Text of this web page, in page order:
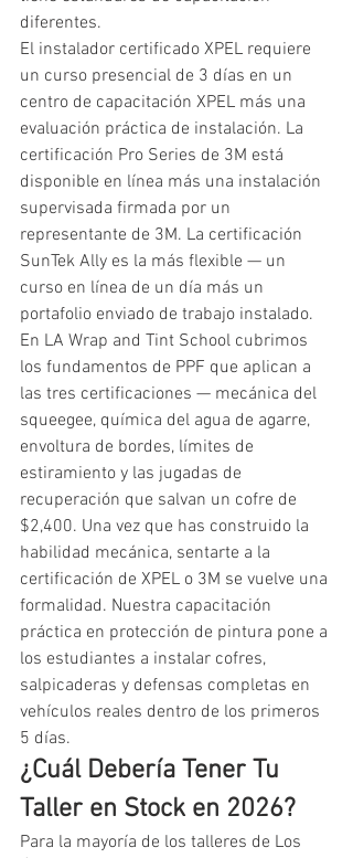
diferentes.
El instalador certificado XPEL requiere
un curso presencial de 3 días en un
centro de capacitación XPEL más una
evaluación práctica de instalación. La
certificación Pro Series de 3M está
disponible en línea más una instalación
supervisada firmada por un
representante de 3M. La certificación
SunTek Ally es la más flexible — un
curso en línea de un día más un
portafolio enviado de trabajo instalado.
En LA Wrap and Tint School cubrimos
los fundamentos de PPF que aplican a
las tres certificaciones — mecánica del
squeegee, química del agua de agarre,
envoltura de bordes, límites de
estiramiento y las jugadas de
recuperación que salvan un cofre de
$2,400. Una vez que has construido la
habilidad mecánica, sentarte a la
certificación de XPEL o 3M se vuelve una
formalidad. Nuestra capacitación
práctica en protección de pintura pone a
los estudiantes a instalar cofres,
salpicaderas y defensas completas en
vehículos reales dentro de los primeros
5 días.
¿Cuál Debería Tener Tu
Taller en Stock en 2026?
Para la mayoría de los talleres de Los